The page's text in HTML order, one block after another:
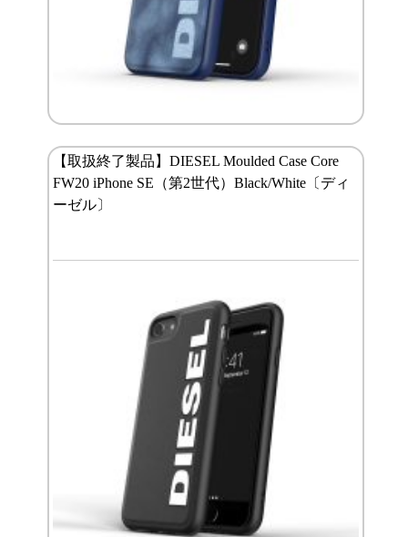
【取扱終了製品】DIESEL Moulded Case Core
FW20 iPhone SE（第2世代）Black/White〔ディ
ーゼル〕